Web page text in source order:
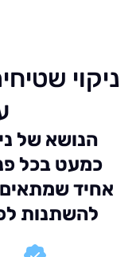
שטיחים
על
של ניקוי
בכל פנייה,
שמתאים לכל
לפי